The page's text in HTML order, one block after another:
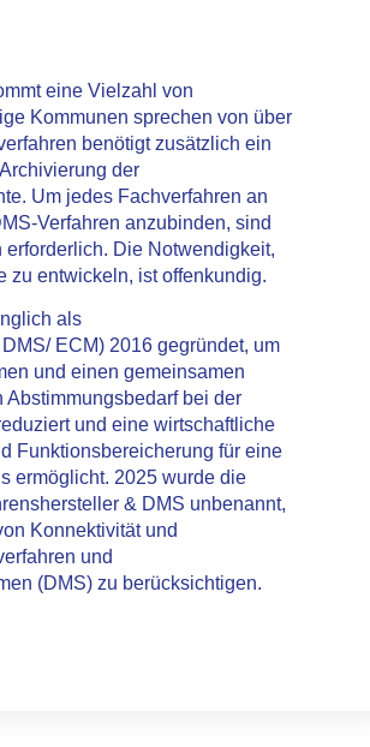
eine Vielzahl von
Kommunen sprechen von über
benötigt zusätzlich ein
der
Um jedes Fachverfahren an
Verfahren anzubinden, sind
Die Notwendigkeit,
zu entwickeln, ist offenkundig.
als
ECM) 2016 gegründet, um
und einen gemeinsamen
bei der
und eine wirtschaftliche
Funktionsbereicherung für eine
ermöglicht. 2025 wurde die
& DMS unbenannt,
Konnektivität und
und
(DMS) zu berücksichtigen.